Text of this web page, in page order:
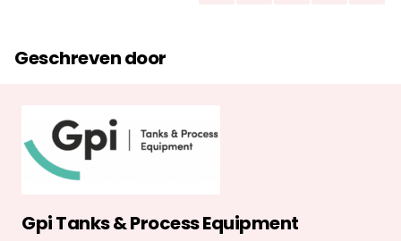
Geschreven door
Gpi Tanks & Process Equipment